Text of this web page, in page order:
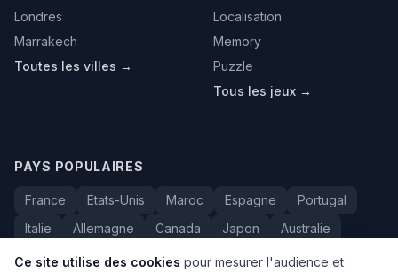
Londres
Marrakech
Toutes les villes →
Localisation
Memory
Puzzle
Tous les jeux →
PAYS POPULAIRES
France Etats-Unis Maroc Espagne
Portugal
Italie
Allemagne Canada Japon
Australie
Bresil
Algerie Tunisie Belgique Drapeaux
Ce site utilise des cookies pour mesurer l'audience et